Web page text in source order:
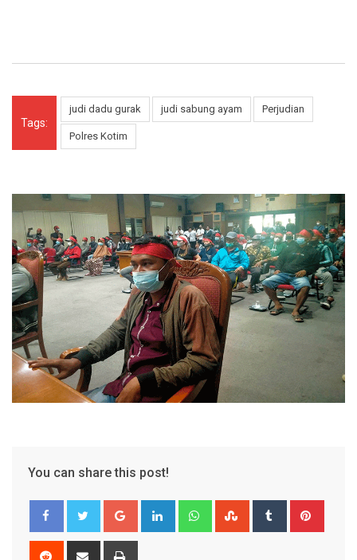
Tags:
judi dadu gurak judi sabung ayam Perjudian
Polres Kotim
You can share this post!
Google+ LinkedIn WhatsappStumbleUpon
Tumblr
Reddit
Share